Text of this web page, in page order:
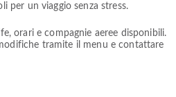
per un viaggio senza stress.
orari e compagnie aeree disponibili.
tramite il menu e contattare